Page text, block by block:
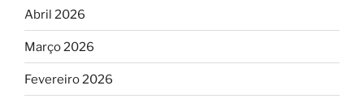
Abril 2026
Março 2026
Fevereiro 2026